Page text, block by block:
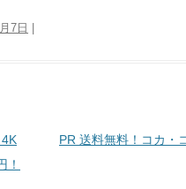
7日
！
PR 送料無料！コカ・